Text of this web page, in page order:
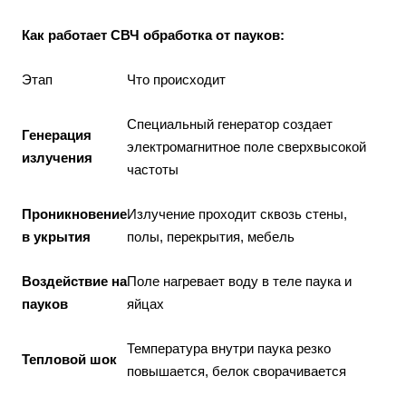
Как работает СВЧ обработка от пауков:
Этап Что происходит
Генерация
излучения
Специальный генератор создает
электромагнитное поле сверхвысокой
частоты
Проникновение
в укрытия
Излучение проходит сквозь стены,
полы, перекрытия, мебель
Воздействие на
пауков
Поле нагревает воду в теле паука и
яйцах
Тепловой шок
Температура внутри паука резко
повышается, белок сворачивается